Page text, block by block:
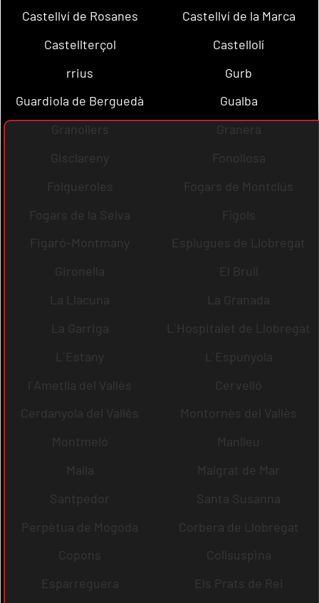
Castellví de Rosanes
Castellví de la Marca
Castellterçol
Castellolí
rrius
Gurb
Guardiola de Berguedà
Gualba
Granollers
Granera
Gisclareny
Fonollosa
Folgueroles
Fogars de Montclús
Fogars de la Selva
Fígols
Figaró-Montmany
Esplugues de Llobregat
Gironella
El Brull
La Llacuna
La Granada
La Garriga
L´Hospitalet de Llobregat
L´Estany
L´Espunyola
l´Ametlla del Vallès
Cervelló
Cerdanyola del Vallès
Montornès del Vallès
Montmeló
Manlleu
Malla
Malgrat de Mar
Santpedor
Santa Susanna
Perpètua de Mogoda
Corbera de Llobregat
Copons
Collsuspina
Esparreguera
Els Prats de Rei